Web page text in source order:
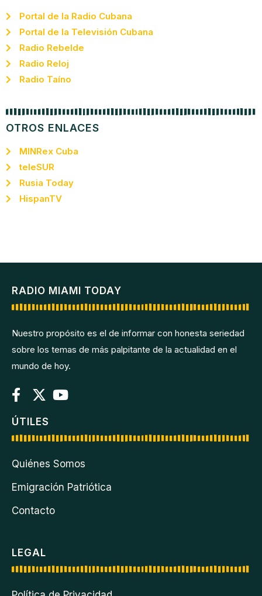
Portal de la Radio Cubana
Portal de la Televisión Cubana
Radio Rebelde
Radio Reloj
Radio Taíno
OTROS ENLACES
MINRex Cuba
teleSUR
Rusia Today
HispanTV
RADIO MIAMI TODAY
Nuestro propósito es el de informar con honesta seriedad
sobre los temas de más palpitante de la actualidad en el
mundo de hoy.
ÚTILES
Quiénes Somos
Emigración Patriótica
Contacto
LEGAL